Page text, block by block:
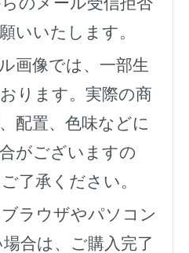
いいたします。
画像では、一部生
ります。実際の商
配置、色味などに
がございますの
了承ください。
ラウザやパソコン
合は、ご購入完了